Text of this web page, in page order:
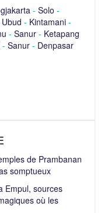
- Solo -
Ubud - Kintamani -
- Sanur - Ketapang
- Sanur - Denpasar
de Prambanan
somptueux
Empul, sources
où les